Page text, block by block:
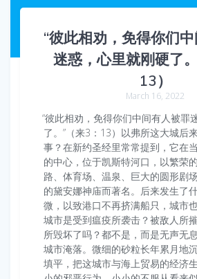
“彼此相劝，免得你们
迷惑，心里就刚硬了
13）
March 16, 2022
“彼此相劝，免得你们中间有人被罪
了。”（来3：13）以弗所这大城后
事？在新约圣经里常常提到，它在
的中心，位于凯斯特河口，以繁荣
路、体育场、温泉、巨大的圆形剧
的黛安娜神庙而著名。后来发生了
微，以致港口不再挤满船只，城市
城市是受到瘟疫所袭击？被敌人所
所毁坏了吗？都不是，而是无声无
城市淹落。微细的砂粒长年累月地
填平，把这城市与海上贸易的经济